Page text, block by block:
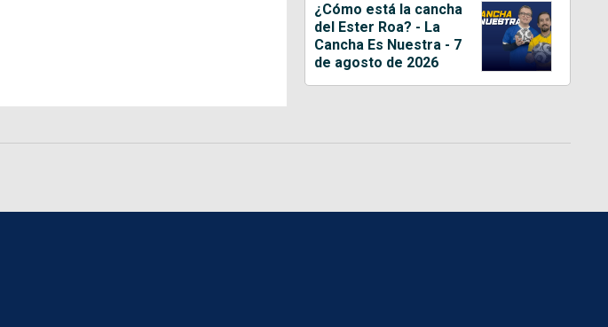
¿Cómo está la cancha
del Ester Roa? - La
Cancha Es Nuestra - 7
de agosto de 2026